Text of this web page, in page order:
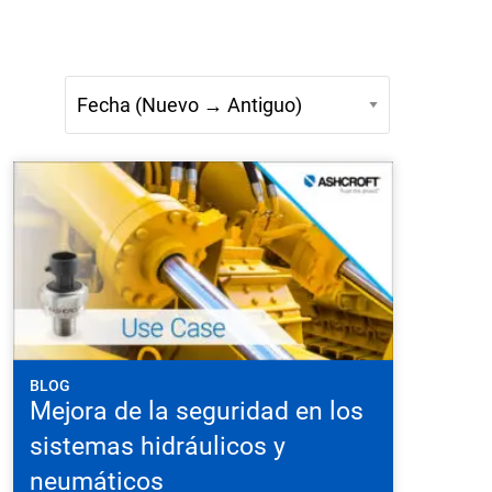
del producto Solicitar cotización
BLOG
Mejora de la seguridad en los
sistemas hidráulicos y
neumáticos